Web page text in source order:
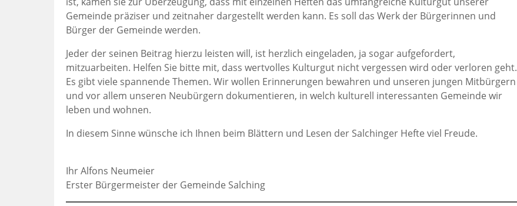
Gemeinde präziser und zeitnaher dargestellt werden kann. Es soll das Werk der Bürgerinnen und
Bürger der Gemeinde werden.
Jeder der seinen Beitrag hierzu leisten will, ist herzlich eingeladen, ja sogar aufgefordert,
mitzuarbeiten. Helfen Sie bitte mit, dass wertvolles Kulturgut nicht vergessen wird oder verloren geht.
Es gibt viele spannende Themen. Wir wollen Erinnerungen bewahren und unseren jungen Mitbürgern
und vor allem unseren Neubürgern dokumentieren, in welch kulturell interessanten Gemeinde wir
leben und wohnen.
In diesem Sinne wünsche ich Ihnen beim Blättern und Lesen der Salchinger Hefte viel Freude.
Ihr Alfons Neumeier
Erster Bürgermeister der Gemeinde Salching